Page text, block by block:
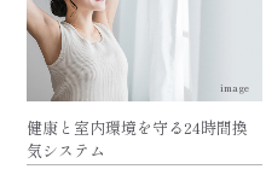
image
健康と室内環境を守る24時間換
気システム